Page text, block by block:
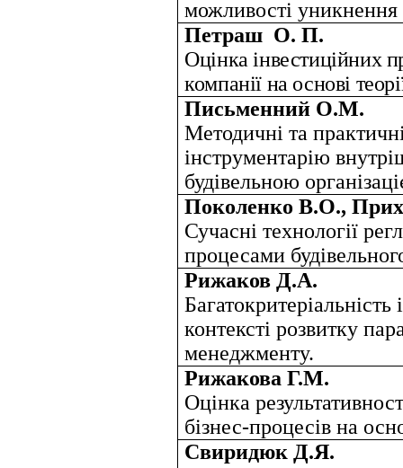
можливості уникнення
Петраш О. П.
Оцінка інвестиційних
компанії на основі
Письменний О.М.
Методичні та
інструментарію
будівельною
Поколенко В.О.,
Сучасні технології
процесами
Рижаков Д.А.
контексті розвитку
менеджменту.
Рижакова Г.М.
Оцінка
бізнес-процесів на
Свиридюк Д.Я.